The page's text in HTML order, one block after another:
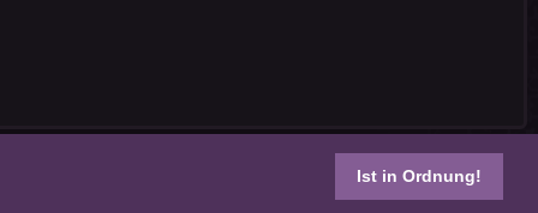
Ist in Ordnung!